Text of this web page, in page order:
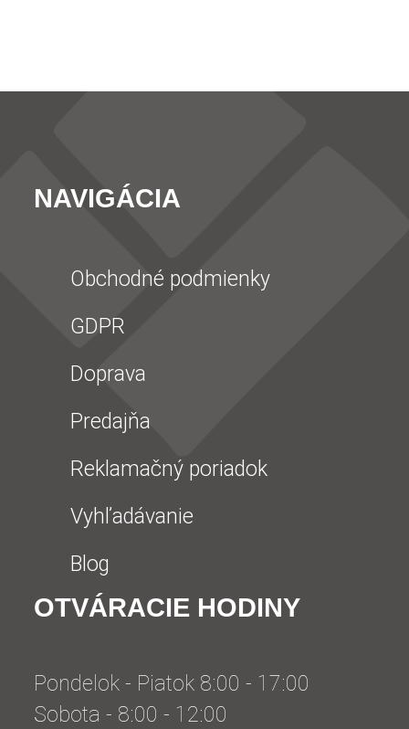
NAVIGÁCIA
Obchodné podmienky
GDPR
Doprava
Predajňa
Reklamačný poriadok
Vyhľadávanie
Blog
OTVÁRACIE HODINY
Pondelok - Piatok 8:00 - 17:00
Sobota - 8:00 - 12:00